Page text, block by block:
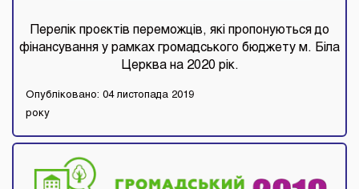
Перелік проєктів переможців, які пропонуються до
фінансування у рамках громадського бюджету м. Біла
Церква на 2020 рік.
Опубліковано: 04 листопада 2019
року